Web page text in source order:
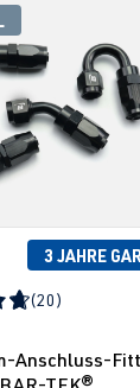
3 JAHRE
(20)
Anschluss-